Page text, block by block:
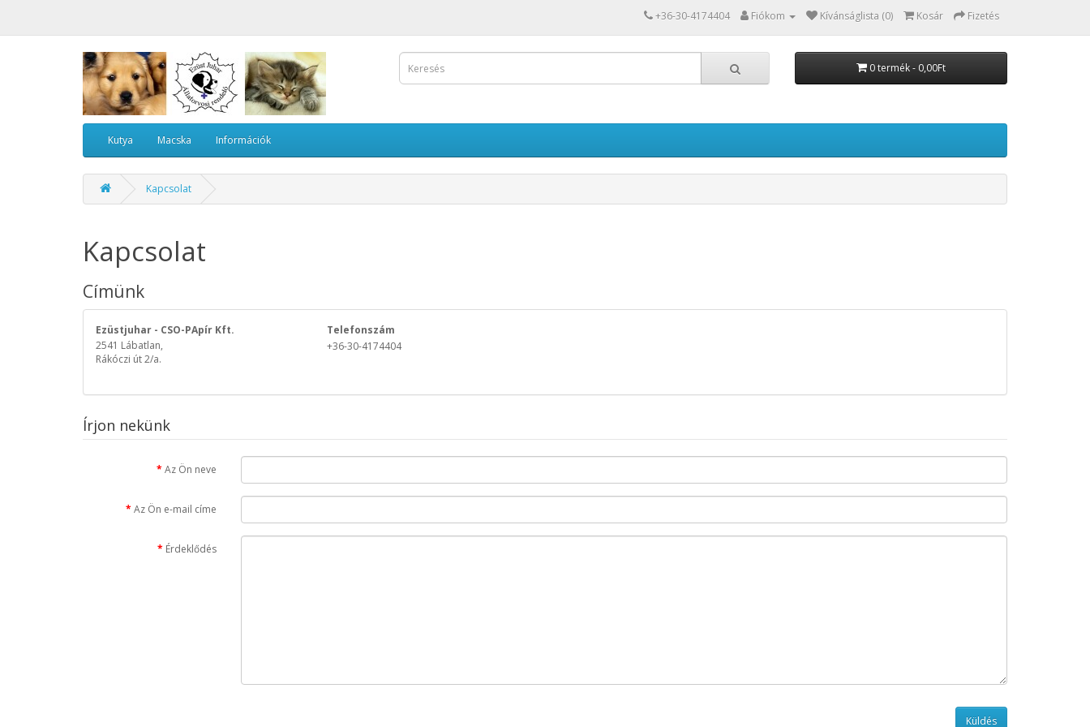
+36-30-4174404 Fiókom Kívánságlista (0) Kosár Fizetés
0 termék - 0,00Ft
Kutya Macska Információk
Kapcsolat
Kapcsolat
Címünk
Ezüstjuhar - CSO-PApír Kft.
2541 Lábatlan,
Rákóczi út 2/a.
Telefonszám
+36-30-4174404
Írjon nekünk
Az Ön neve
Az Ön e-mail címe
Érdeklődés